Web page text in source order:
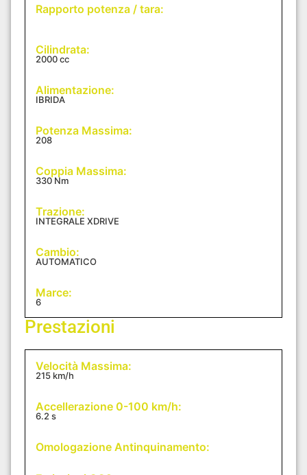
Rapporto potenza / tara:
Cilindrata:
2000 cc
Alimentazione:
IBRIDA
Potenza Massima:
208
Coppia Massima:
330 Nm
Trazione:
INTEGRALE XDRIVE
Cambio:
AUTOMATICO
Marce:
6
Prestazioni
Velocità Massima:
215 km/h
Accellerazione 0-100 km/h:
6.2 s
Omologazione Antinquinamento: